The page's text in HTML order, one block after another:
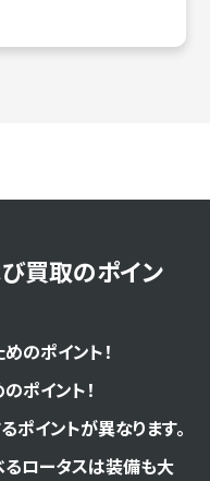
買取のポイン
のポイント！
ポイント！
ポイントが異なります。
ロータスは装備も大